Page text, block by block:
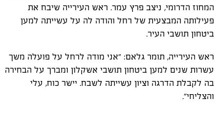
המחוז הדרומי, ניצב פרץ עמר. ראש העירייה שיבח את
פעילותה המבצעית של רחל והודה לה על עשייתה למען
ביטחון תושבי העיר.
ראש העירייה, תומר גלאם: ״אני מודה לרחל על פועלה משך
עשרות שנים למען ביטחון תושבי אשקלון ומברך על הבחירה
בה לקבלת הדרגה וציון עשייתה לשבח. יישר כוח, עלי
והצליחי״.